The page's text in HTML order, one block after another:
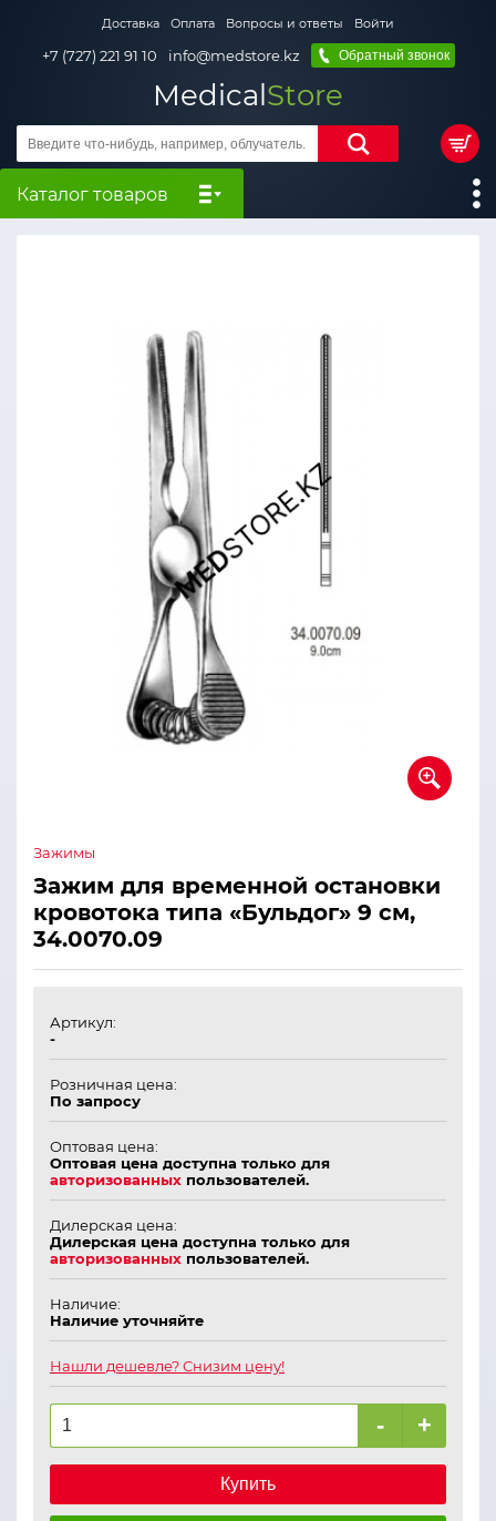
Доставка Оплата Вопросы и ответы Войти
+7 (727) 221 91 10 info@medstore.kz Обратный звонок
MedicalStore
Каталог товаров
Зажимы
Зажим для временной остановки
кровотока типа «Бульдог» 9 см,
34.0070.09
Артикул:
-
Розничная цена:
По запросу
Оптовая цена:
Оптовая цена доступна только для
авторизованных пользователей.
Дилерская цена:
Дилерская цена доступна только для
авторизованных пользователей.
Наличие:
Наличие уточняйте
Нашли дешевле? Снизим цену!
- +
Купить